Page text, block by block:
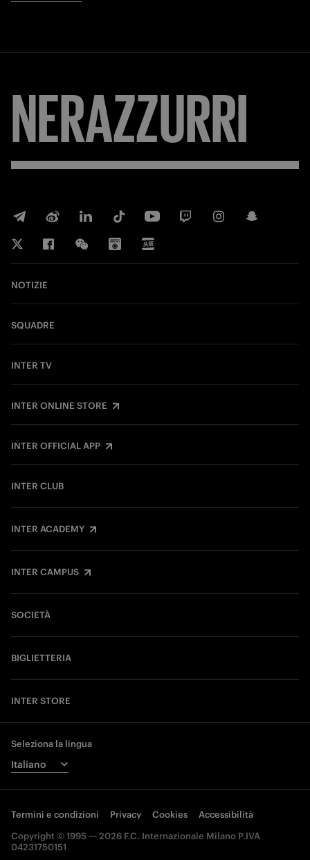
NERAZZURRI
NOTIZIE
SQUADRE
INTER TV
INTER ONLINE STORE
INTER OFFICIAL APP
INTER CLUB
INTER ACADEMY
INTER CAMPUS
SOCIETÀ
BIGLIETTERIA
INTER STORE
Seleziona la lingua
Termini e condizioni Privacy Cookies
Accessibilità
Copyright © 1995 — 2026 F.C. Internazionale Milano P.IVA
04231750151